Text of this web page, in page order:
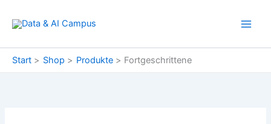
Inhalt
Start Shop Produkte Fortgeschrittene